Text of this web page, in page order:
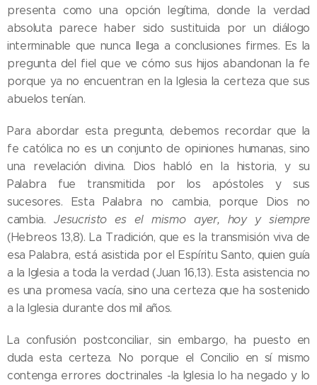
presenta como una opción legítima, donde la verdad
absoluta parece haber sido sustituida por un diálogo
interminable que nunca llega a conclusiones firmes. Es la
pregunta del fiel que ve cómo sus hijos abandonan la fe
porque ya no encuentran en la Iglesia la certeza que sus
abuelos tenían.
Para abordar esta pregunta, debemos recordar que la
fe católica no es un conjunto de opiniones humanas, sino
una revelación divina. Dios habló en la historia, y su
Palabra fue transmitida por los apóstoles y sus
sucesores. Esta Palabra no cambia, porque Dios no
cambia.Jesucristo es el mismo ayer, hoy y siempre
(Hebreos 13,8). La Tradición, que es la transmisión viva de
esa Palabra, está asistida por el Espíritu Santo, quien guía
a la Iglesia a toda la verdad (Juan 16,13). Esta asistencia no
es una promesa vacía, sino una certeza que ha sostenido
a la Iglesia durante dos mil años.
La confusión postconciliar, sin embargo, ha puesto en
duda esta certeza. No porque el Concilio en sí mismo
contenga errores doctrinales -la Iglesia lo ha negado y lo